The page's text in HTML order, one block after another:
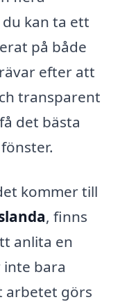
kan ta ett
på både
efter att
transparent
det bästa
kommer till
, finns
anlita en
bara
arbetet görs